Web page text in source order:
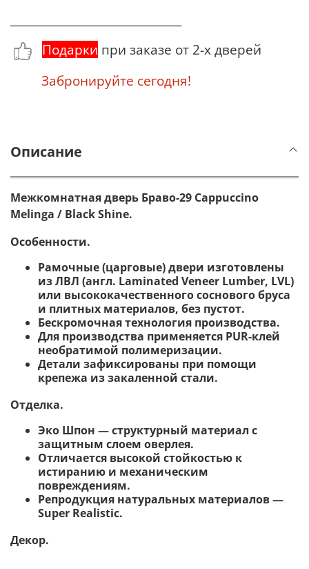
Подарки при заказе от 2-х дверей
Забронируйте сегодня!
Описание
Межкомнатная дверь Браво-29 Cappuccino
Melinga / Black Shine.
Особенности.
Рамочные (царговые) двери изготовлены
из ЛВЛ (англ. Laminated Veneer Lumber, LVL)
или высококачественного соснового бруса
и плитных материалов, без пустот.
Бескромочная технология производства.
Для производства применяется PUR-клей
необратимой полимеризации.
Детали зафиксированы при помощи
крепежа из закаленной стали.
Отделка.
Эко Шпон — структурный материал с
защитным слоем оверлея.
Отличается высокой стойкостью к
истиранию и механическим
повреждениям.
Репродукция натуральных материалов —
Super Realistic.
Декор.